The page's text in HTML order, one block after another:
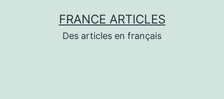
FRANCE ARTICLES
Des articles en français